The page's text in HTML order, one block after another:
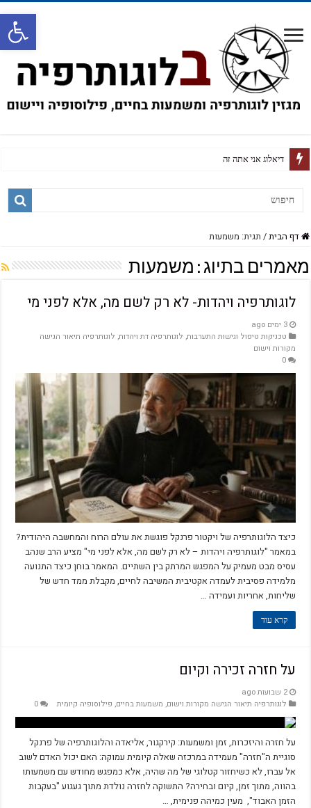
על חזרה זכירה וק
דף הבית/ תגית: משמעות
מאמרים בתיוג : משמעות
לוגותרפיה ויהדות- לא רק לשם מה, אלא לפני מי
3 ימים ago
טכניקות טיפול וגישות התערבות, לוגותרפיה דת ויהדות, לוגותרפיה תיאור הגישה
מקורות וישום
0
כיצד הלוגותרפיה של ויקטור פרנקל פוגשת את עולם הרוח והמחשבה היהודית?
במאמר "לוגותרפיה ויהדות – לא רק לשם מה, אלא לפני מי" מציע הרב שנהב
עסיס מבט מעמיק על המפגש המרתק בין השתיים. המאמר בוחן כיצד התנועה
מלמידה פסיבית לעמדה אקטיבית המשיבה לחיים, מקבלת ממד חדש של
שליחות, אחריות ועמידה …
קרא עוד
על חזרה זכירה וקיום
2 שבועות ago
לוגותרפיה תיאור הגישה מקורות וישום, משמעות בחיים, פילוסופיה קיומית 0
על חזרה והיזכרות, זמן ומשמעות: קירקגור, אליאדה והלוגותרפיה של פרנקל
סוגיית ה"חזרה" מעמידה במרכזה שאלה קיומית עמוקה: האם יכול האדם לשוב
אל עברו, לא כשיחזור קטלוגי של מה שהיה, אלא כמפגש מחודש עם משמעותו
בהווה, מתוך זמן, קיום ובחירה? התשוקה לחזרה נולדת מתוך געגוע "בעקבות
הזמן האבוד", מעין כמיהה פנימית, …